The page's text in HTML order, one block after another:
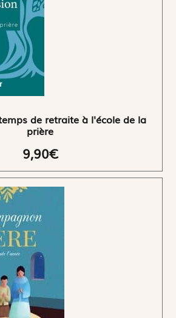
de retraite à l'école de la
prière
9,90€